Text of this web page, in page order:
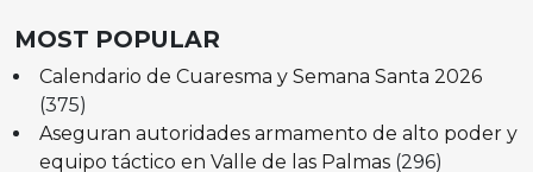
MOST POPULAR
Calendario de Cuaresma y Semana Santa 2026
(375)
Aseguran autoridades armamento de alto poder y
equipo táctico en Valle de las Palmas (296)